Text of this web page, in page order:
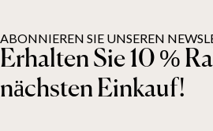
ABONNIEREN SIE UNSEREN
Erhalten Sie 10 %
nächsten Einkauf!